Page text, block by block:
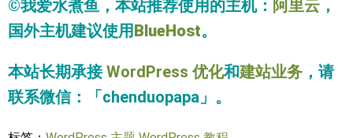
©我爱水煮鱼，本站推荐使用的主机： 阿里云 ，
国外主机建议使用BlueHost。
本站长期承接WordPress 优化和建站业务 ，请
联系微信：「chenduopapa」。